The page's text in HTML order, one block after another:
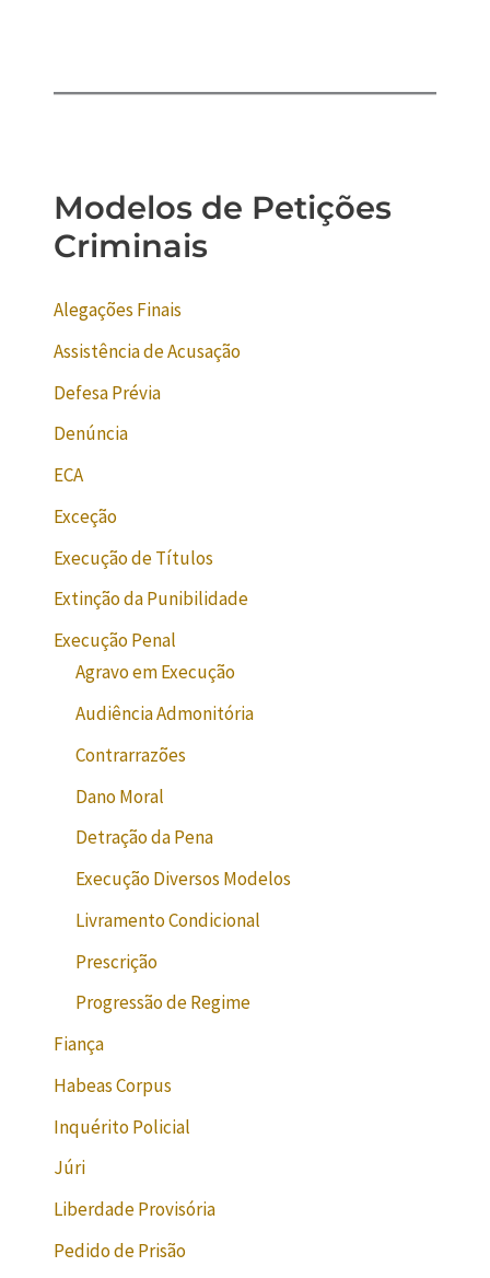
Modelos de Petições
Criminais
Alegações Finais
Assistência de Acusação
Defesa Prévia
Denúncia
ECA
Exceção
Execução de Títulos
Extinção da Punibilidade
Execução Penal
Agravo em Execução
Audiência Admonitória
Contrarrazões
Dano Moral
Detração da Pena
Execução Diversos Modelos
Livramento Condicional
Prescrição
Progressão de Regime
Fiança
Habeas Corpus
Inquérito Policial
Júri
Liberdade Provisória
Pedido de Prisão